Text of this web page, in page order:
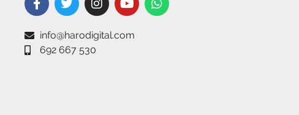
info@harodigital.com
692 667 530